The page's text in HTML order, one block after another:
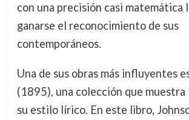
con una precisión casi matemática
ganarse el reconocimiento de sus
contemporáneos.
Una de sus obras más influyentes
(1895), una colección que muestra
su estilo lírico. En este libro,